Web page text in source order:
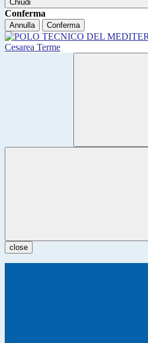
Chiudi
Conferma
Annulla Conferma
close